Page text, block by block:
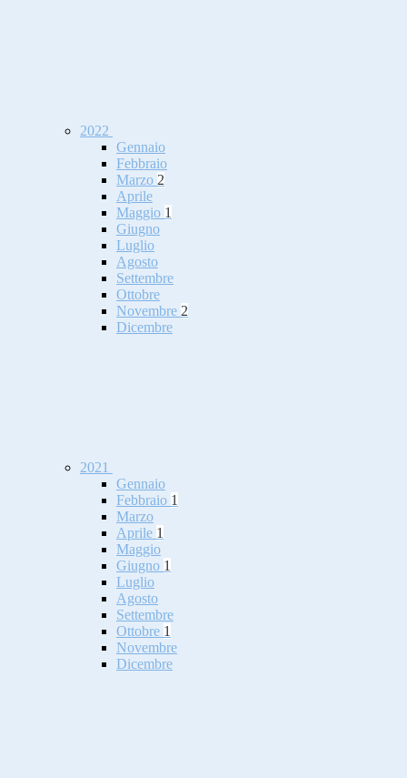
2022
Gennaio
Febbraio
Marzo 2
Aprile
Maggio 1
Giugno
Luglio
Agosto
Settembre
Ottobre
Novembre 2
Dicembre
2021
Gennaio
Febbraio 1
Marzo
Aprile 1
Maggio
Giugno 1
Luglio
Agosto
Settembre
Ottobre 1
Novembre
Dicembre